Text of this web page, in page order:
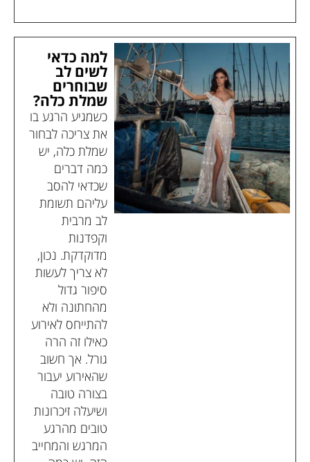
למה כדאי
לשים לב
שבוחרים
שמלת כלה?
כשמגיע הרגע בו
את צריכה לבחור
שמלת כלה, יש
כמה דברים
שכדאי להסב
עליהם תשומת
לב מרבית
וקפדנות
מדוקדקת. נכון,
לא צריך לעשות
סיפור גדול
מהחתונה ולא
להתייחס לאירוע
כאילו זה הרה
גורל. אך חשוב
שהאירוע יעבור
בצורה טובה
ושיעלה זיכרונות
טובים מהרגע
המרגש והמחייב